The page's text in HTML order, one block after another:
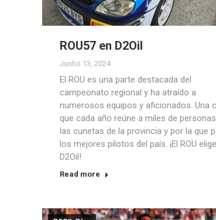
ROU57 en D2Oil
Junho 13, 2024
El ROU es una parte destacada del
campeonato regional y ha atraído a
numerosos equipos y aficionados. Una
que cada año reúne a miles de
las cunetas de la provincia y por la que
los mejores pilotos del país. ¡El ROU elige
D2Oil!
Read more